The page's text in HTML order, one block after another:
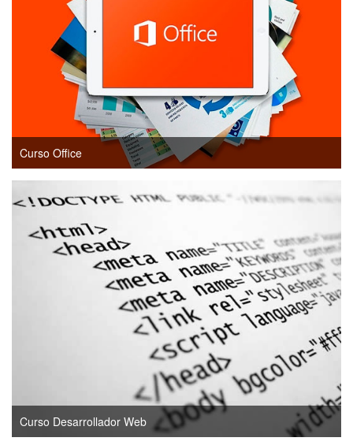
Curso Office
Curso Desarrollador Web